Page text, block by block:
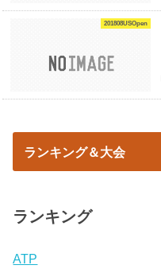
201808USOpen
ランキング＆大会
ランキング
ATP